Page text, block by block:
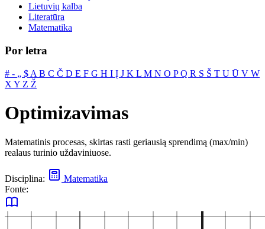
Lietuvių kalba
Literatūra
Matematika
Por letra
# ‐ „ $ A B C Č D E F G H I Į J K L M N O PQ R S Š T U Ū V W
X Y Z Ž
Optimizavimas
Matematinis procesas, skirtas rasti geriausią sprendimą (max/min)
realaus turinio uždaviniuose.
Disciplina:
Matematika
Fonte: